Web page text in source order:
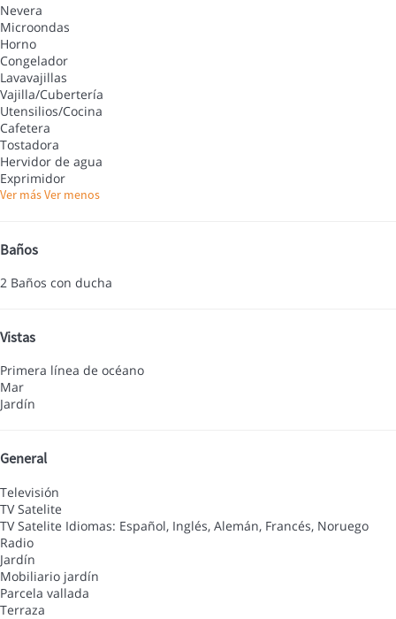
Nevera
Microondas
Horno
Congelador
Lavavajillas
Vajilla/Cubertería
Utensilios/Cocina
Cafetera
Tostadora
Hervidor de agua
Exprimidor
Ver másVer menos
Baños
2 Baños con ducha
Vistas
Primera línea de océano
Mar
Jardín
General
Televisión
TV Satelite
TV Satelite Idiomas: Español, Inglés, Alemán, Francés, Noruego
Radio
Jardín
Mobiliario jardín
Parcela vallada
Terraza